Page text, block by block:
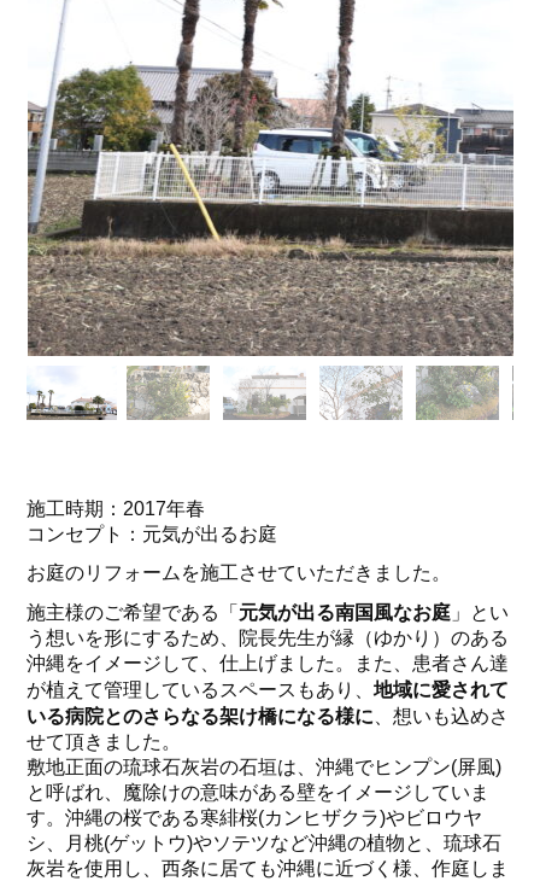
施工時期：2017年春
コンセプト：元気が出るお庭
お庭のリフォームを施工させていただきました。
施主様のご希望である「 元気が出る南国風なお庭 」とい
う想いを形にするため、院長先生が縁（ゆかり）のある
沖縄をイメージして、仕上げました。また、患者さん達
が植えて管理しているスペースもあり、地域に愛されて
いる病院とのさらなる架け橋になる様に 、想いも込めさ
せて頂きました。
敷地正面の琉球石灰岩の石垣は、沖縄でヒンプン(屏風)
と呼ばれ、魔除けの意味がある壁をイメージしていま
す。沖縄の桜である寒緋桜(カンヒザクラ)やビロウヤ
シ、月桃(ゲットウ)やソテツなど沖縄の植物と、琉球石
灰岩を使用し、西条に居ても沖縄に近づく様、作庭しま